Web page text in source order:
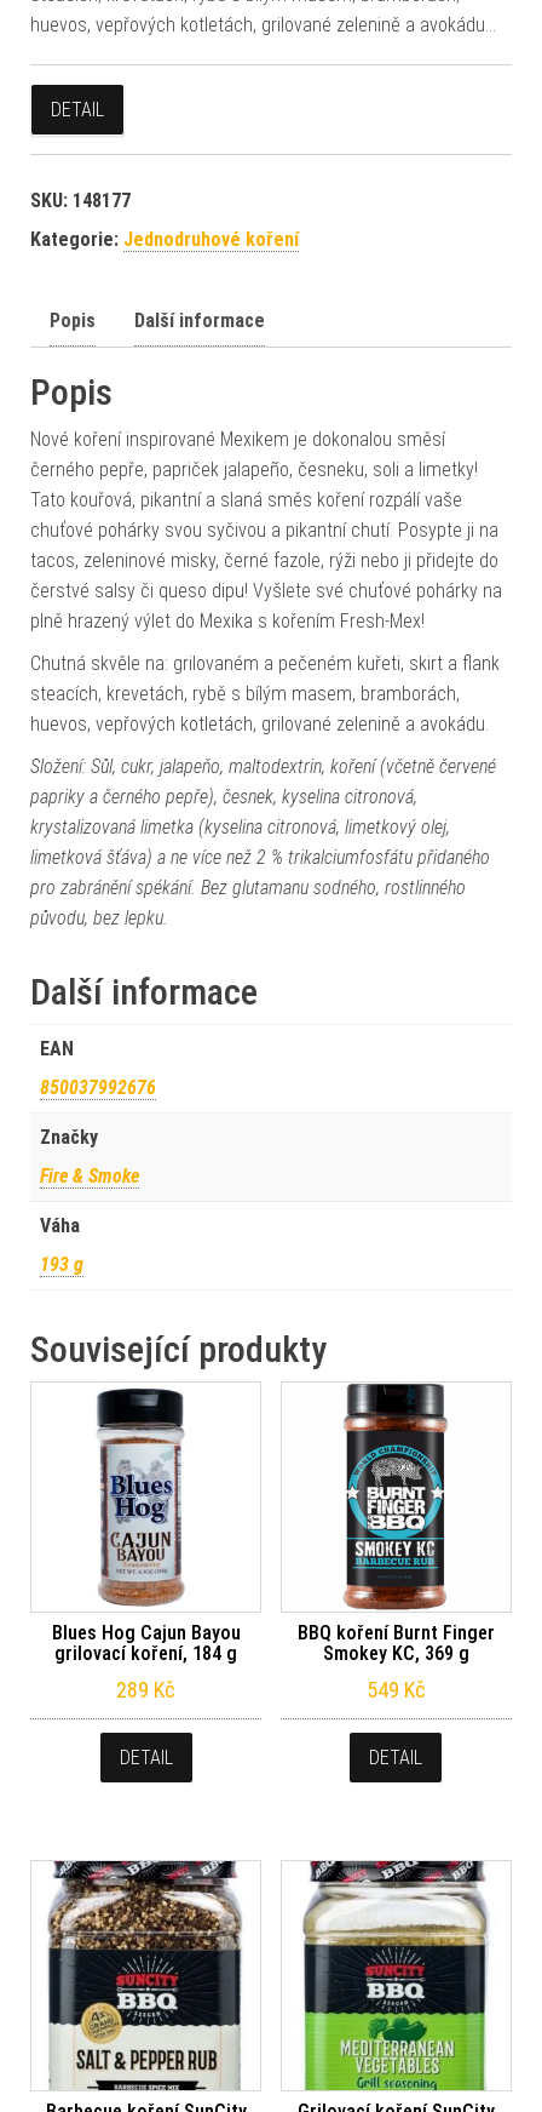
huevos, vepřových kotletách, grilované zelenině a avokádu…
DETAIL
SKU: 148177
Kategorie: Jednodruhové koření
Popis Další informace
Popis
Nové koření inspirované Mexikem je dokonalou směsí
černého pepře, papriček jalapeño, česneku, soli a limetky!
Tato kouřová, pikantní a slaná směs koření rozpálí vaše
chuťové pohárky svou syčivou a pikantní chutí. Posypte ji na
tacos, zeleninové misky, černé fazole, rýži nebo ji přidejte do
čerstvé salsy či queso dipu! Vyšlete své chuťové pohárky na
plně hrazený výlet do Mexika s kořením Fresh-Mex!
Chutná skvěle na: grilovaném a pečeném kuřeti, skirt a flank
steacích, krevetách, rybě s bílým masem, bramborách,
huevos, vepřových kotletách, grilované zelenině a avokádu.
Složení: Sůl, cukr, jalapeňo, maltodextrin, koření (včetně červené
papriky a černého pepře), česnek, kyselina citronová,
krystalizovaná limetka (kyselina citronová, limetkový olej,
limetková šťáva) a ne více než 2 % trikalciumfosfátu přidaného
pro zabránění spékání. Bez glutamanu sodného, ​​rostlinného
původu, bez lepku.
Další informace
EAN
850037992676
Značky
Fire & Smoke
Váha
193 g
Související produkty
Blues Hog Cajun Bayou
grilovací koření, 184 g
289 Kč
DETAIL
BBQ koření Burnt Finger
Smokey KC, 369 g
549 Kč
DETAIL